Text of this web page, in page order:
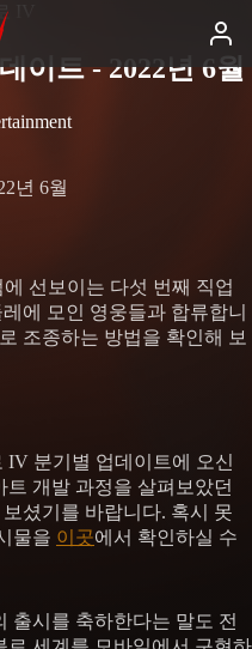
IV
이트 - 2022년 6월
년 6월
선보이는 다섯 번째 직업
에 모인 영웅들과 합류합니
조종하는 방법을 확인해 보
분기별 업데이트에 오신
개발 과정을 살펴보았던
셨기를 바랍니다. 혹시 못
물을 이곳에서 확인하실 수
출시를 축하한다는 말도 전